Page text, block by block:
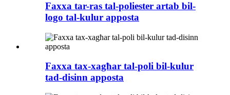
Faxxa tar-ras tal-poliester artab bil-
logo tal-kulur apposta
Faxxa tax-xagħar tal-poli bil-kulur
tad-disinn apposta